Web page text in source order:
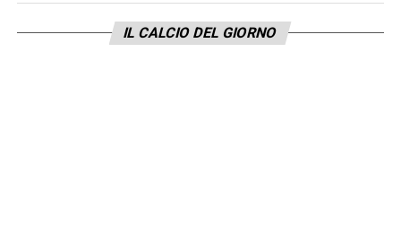
giorno tanto per gli addetti ai lavori quanto
per gli appassionati.
IL CALCIO DEL GIORNO